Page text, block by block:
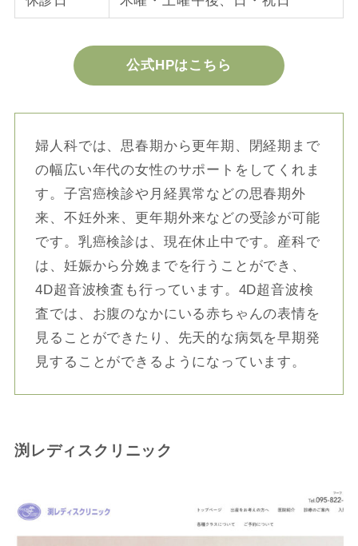
公式HPはこちら
婦人科では、思春期から更年期、閉経期まで
の幅広い年代の女性のサポートをしてくれま
す。子宮癌検診や月経異常などの思春期外
来、不妊外来、更年期外来などの受診が可能
です。乳癌検診は、現在休止中です。産科で
は、妊娠から分娩までを行うことができ、
4D超音波検査も行っています。4D超音波検
査では、お腹のなかにいる赤ちゃんの表情を
見ることができたり、先天的な病気を早期発
見することができるようになっています。
渕レディスクリニック